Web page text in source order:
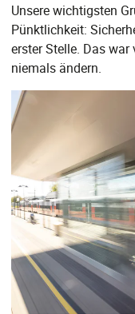
Unsere wichtigsten
Pünktlichkeit:
erster Stelle. Das
niemals ändern.